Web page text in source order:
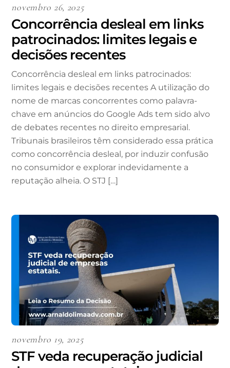
novembro 26, 2025
Concorrência desleal em links
patrocinados: limites legais e
decisões recentes
Concorrência desleal em links patrocinados:
limites legais e decisões recentes A utilização do
nome de marcas concorrentes como palavra-
chave em anúncios do Google Ads tem sido alvo
de debates recentes no direito empresarial.
Tribunais brasileiros têm considerado essa prática
como concorrência desleal, por induzir confusão
no consumidor e explorar indevidamente a
reputação alheia. O STJ […]
novembro 19, 2025
STF veda recuperação judicial